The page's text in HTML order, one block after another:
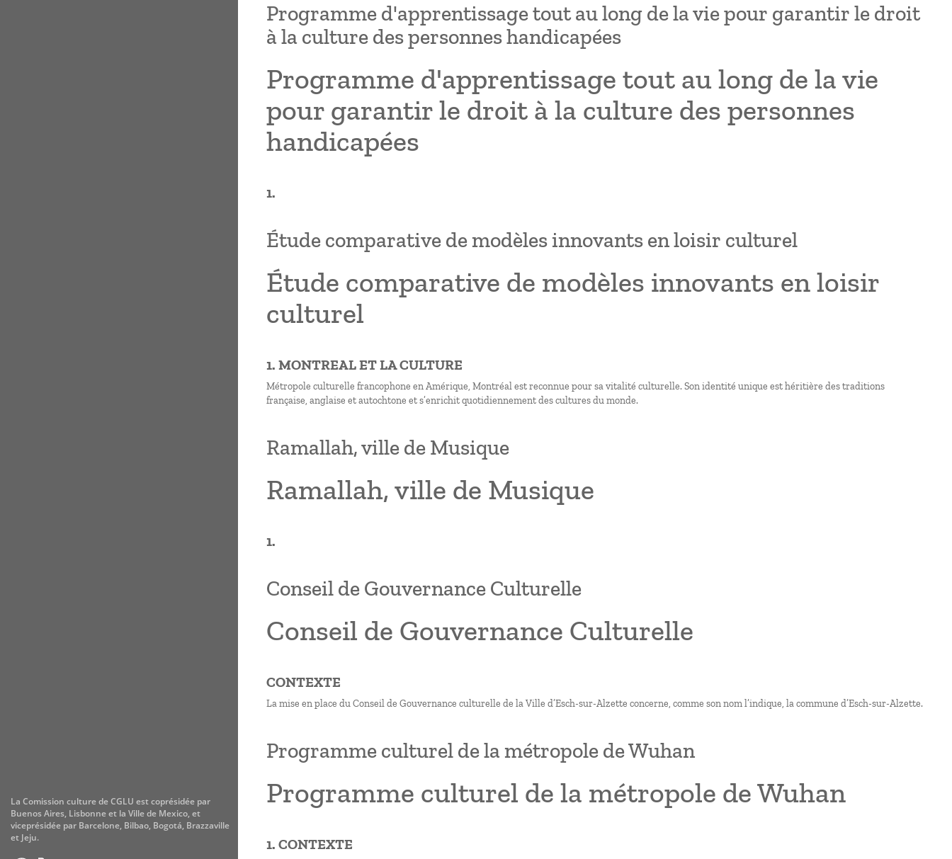
La Comission culture de CGLU est coprésidée par
Buenos Aires, Lisbonne et la Ville de Mexico, et
viceprésidée par Barcelone, Bilbao, Bogotá, Brazzaville
et Jeju.
Programme d'apprentissage tout au long de la vie pour garantir le droit
à la culture des personnes handicapées
Programme d'apprentissage tout au long de la vie
pour garantir le droit à la culture des personnes
handicapées
1.
Étude comparative de modèles innovants en loisir culturel
Étude comparative de modèles innovants en loisir
culturel
1. MONTREAL ET LA CULTURE
Métropole culturelle francophone en Amérique, Montréal est reconnue pour sa vitalité culturelle. Son identité unique est héritière des traditions
française, anglaise et autochtone et s’enrichit quotidiennement des cultures du monde.
Ramallah, ville de Musique
Ramallah, ville de Musique
1.
Conseil de Gouvernance Culturelle
Conseil de Gouvernance Culturelle
CONTEXTE
La mise en place du Conseil de Gouvernance culturelle de la Ville d’Esch-sur-Alzette concerne, comme son nom l’indique, la commune d’Esch-sur-Alzette.
Programme culturel de la métropole de Wuhan
Programme culturel de la métropole de Wuhan
1. CONTEXTE